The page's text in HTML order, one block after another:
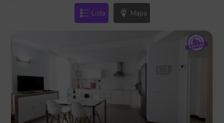
Lista Mapa